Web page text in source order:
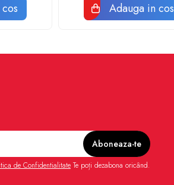
Adauga in cos
de Confidentialitate Te poți dezabona oricând.